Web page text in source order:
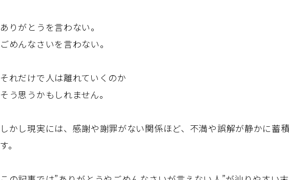
ありがとうを言わない。
ごめんなさいを言わない。
それだけで人は離れていくのか
そう思うかもしれません。
しかし現実には、感謝や謝罪がない関係ほど、不満や誤解が静かに蓄
す。